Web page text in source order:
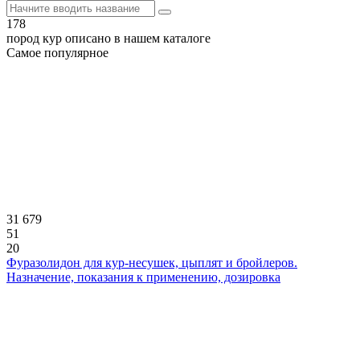
178
пород кур описано в нашем каталоге
Самое популярное
31 679
51
20
Фуразолидон для кур-несушек, цыплят и бройлеров.
Назначение, показания к применению, дозировка